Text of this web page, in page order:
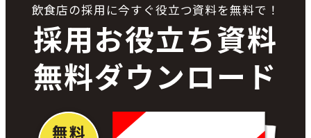
飲食店の採用に今すぐ役立つ資料を無料で！
採用お役立ち資料
無料ダウンロード